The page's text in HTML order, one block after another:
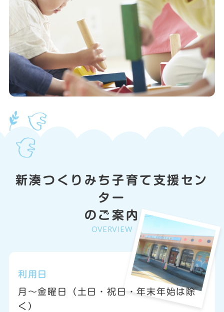
新湊つくりみち子育て支援セン
ター
のご案内
OVERVIEW
利用日
月〜金曜日（土日・祝日・年末年始は除
く）